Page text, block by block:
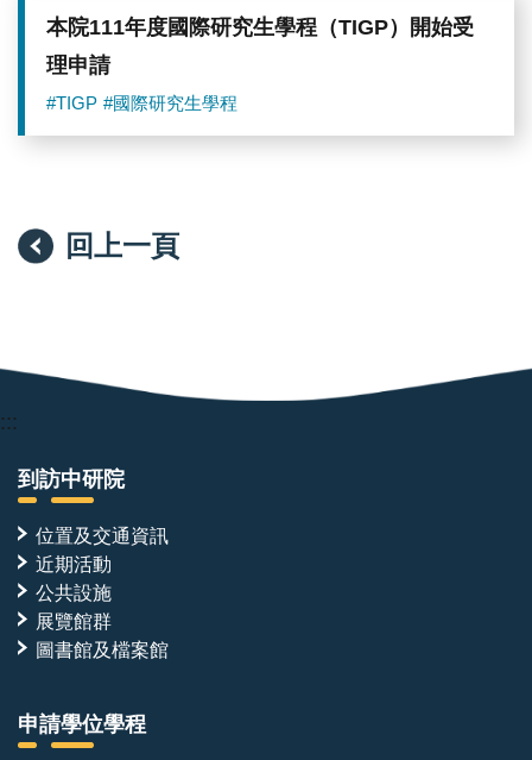
本院111年度國際研究生學程（TIGP）開始受
理申請
#TIGP #國際研究生學程
回上一頁
:::
到訪中研院
位置及交通資訊
近期活動
公共設施
展覽館群
圖書館及檔案館
申請學位學程